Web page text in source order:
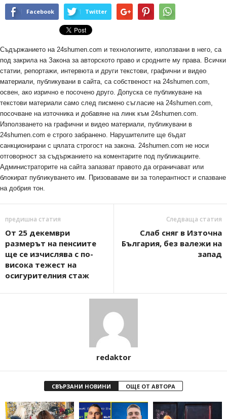
Facebook Twitter
Съдържанието на 24shumen.com и технологиите, използвани в него, са
под закрила на Закона за авторското право и сродните му права. Всички
статии, репортажи, интервюта и други текстови, графични и видео
материали, публикувани в сайта, са собственост на 24shumen.com,
освен, ако изрично е посочено друго. Допуска се публикуване на
текстови материали само след писмено съгласие на 24shumen.com,
посочване на източника и добавяне на линк към 24shumen.com.
Използването на графични и видео материали, публикувани в
24shumen.com е строго забранено. Нарушителите ще бъдат
санкционирани с цялата строгост на закона. 24shumen.com не носи
отговорност за съдържанието на коментарите под публикациите.
Администраторите на сайта запазват правото да ограничават или
блокират публикуването им. Призоваваме ви за толерантност и спазване
на добрия тон.
предишна статия
От 25 декември
размерът на пенсиите
ще се изчислява с по-
висока тежест на
осигурителния стаж
Следваща статия
Слаб сняг в Източна
България, без валежи на
запад
redaktor
СВЪРЗАНИ НОВИНИ ОЩЕ ОТ АВТОРА